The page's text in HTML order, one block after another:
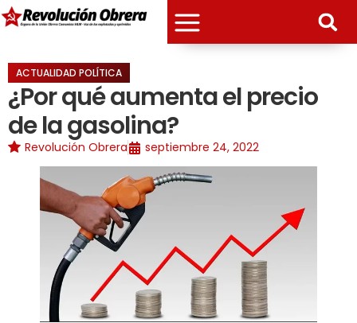
ACTUALIDAD POLÍTICA
¿Por qué aumenta el precio
de la gasolina?
Revolución Obrera septiembre 24, 2022